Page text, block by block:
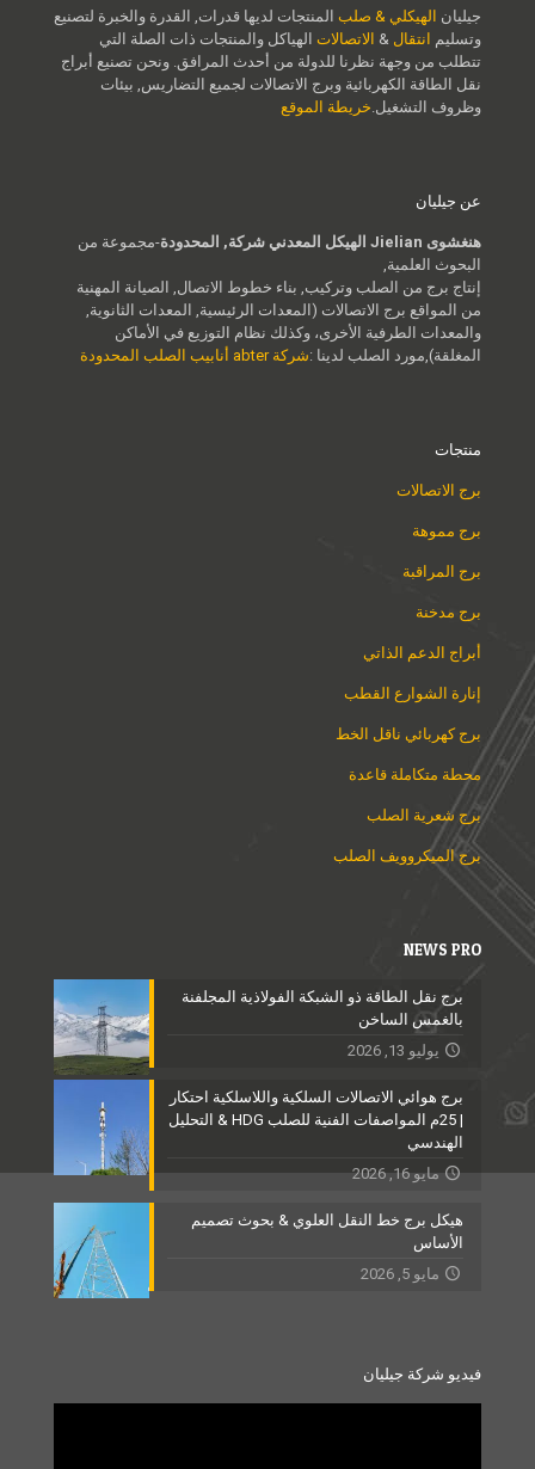
جيليان الهيكلي & صلب المنتجات لديها قدرات, القدرة والخبرة لتصنيع
وتسليم انتقال & الاتصالات الهياكل والمنتجات ذات الصلة التي
تتطلب من وجهة نظرنا للدولة من أحدث المرافق. ونحن تصنيع أبراج
نقل الطاقة الكهربائية وبرج الاتصالات لجميع التضاريس, بيئات
وظروف التشغيل.خريطة الموقع
عن جيليان
هنغشوى Jielian الهيكل المعدني شركة, المحدودة
-مجموعة من
البحوث العلمية,
إنتاج برج من الصلب وتركيب, بناء خطوط الاتصال, الصيانة المهنية
من المواقع برج الاتصالات (المعدات الرئيسية, المعدات الثانوية,
والمعدات الطرفية الأخرى، وكذلك نظام التوزيع في الأماكن
المغلقة),مورد الصلب لدينا :شركة abter أنابيب الصلب المحدودة
منتجات
برج الاتصالات
برج مموهة
برج المراقبة
برج مدخنة
أبراج الدعم الذاتي
إنارة الشوارع القطب
برج كهربائي ناقل الخط
محطة متكاملة قاعدة
برج شعرية الصلب
برج الميكروويف الصلب
NEWS PRO
برج نقل الطاقة ذو الشبكة الفولاذية المجلفنة
بالغمس الساخن
يوليو 13, 2026
برج هوائي الاتصالات السلكية واللاسلكية احتكار
| 25م المواصفات الفنية للصلب HDG & التحليل
الهندسي
مايو 16, 2026
هيكل برج خط النقل العلوي & بحوث تصميم
الأساس
مايو 5, 2026
فيديو شركة جيليان